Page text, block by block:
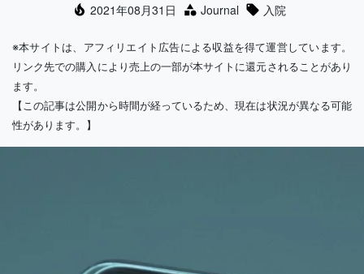
2021年08月31日 Journal 入院
※本サイトは、アフィリエイト広告による収益を得て運営しています。
リンク先での購入により売上の一部が本サイトに還元されることがあり
ます。
【この記事は公開から時間が経っているため、現在は状況が異なる可能
性があります。】